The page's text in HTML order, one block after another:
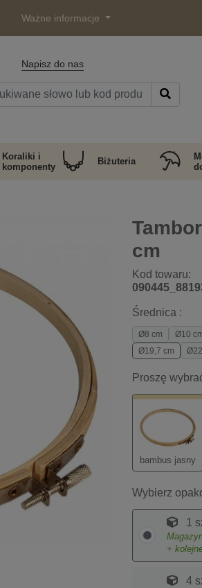
Ważne informacje
Napisz do nas
Koraliki i
komponenty
Biżuteria
cm
Kod towaru:
Średnica :
Ø8 cm Ø10
Ø19,7 cm
Proszę
bambus jasny
Wybierz
1
+
4